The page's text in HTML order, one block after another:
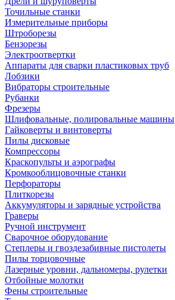
Точильные станки
Измерительные приборы
Штроборезы
Бензорезы
Электроотвертки
Аппараты для сварки пластиковых труб
Лобзики
Вибраторы строительные
Рубанки
Фрезеры
Шлифовальные, полировальные машины
Гайковерты и винтоверты
Пилы дисковые
Компрессоры
Краскопульты и аэрографы
Кромкооблицовочные станки
Перфораторы
Плиткорезы
Аккумуляторы и зарядные устройства
Граверы
Ручной инструмент
Сварочное оборудование
Степлеры и гвоздезабивные пистолеты
Пилы торцовочные
Лазерные уровни, дальномеры, рулетки
Отбойные молотки
Фены строительные